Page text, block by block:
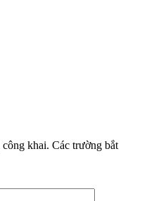
khai. Các trường bắt